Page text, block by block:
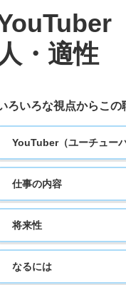
人・適性
ろいろな視点から この
YouTuber（ユーチュー
仕事の内容
将来性
なるには